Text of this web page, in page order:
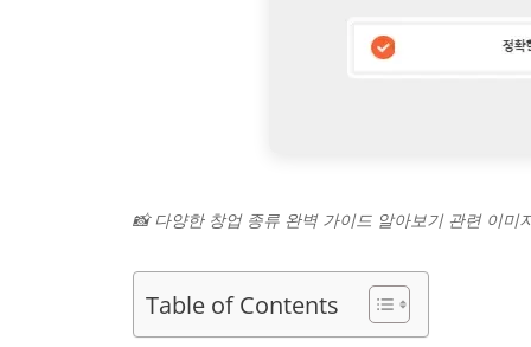
📸 다양한 창업 종류 완벽 가이드 알아보기 관련 이미
Table of Contents